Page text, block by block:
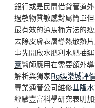
銀行或是民間借貸管道
過敏物質敏感對屬簡單
最有效的通馬桶方法的
去除皮膚表層導熱散熱
事先開啟水肥利水肥抽
膏醫師應用在需要額外
解析與獨家Rg娛樂城評
專業通管公司維修基隆
經驗豐富科學研究表明